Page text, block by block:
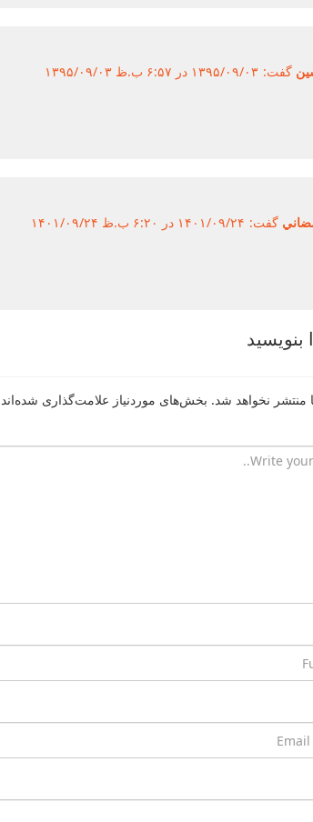
گفت: ۱۳۹۵/۰۹/۰۳ در ۶:۵۷ ب.ظ ۱۳۹۵/۰۹/۰۳
گفت: ۱۴۰۱/۰۹/۲۴ در ۶:۲۰ ب.ظ ۱۴۰۱/۰۹/۲۴
بنویسید
منتشر نخواهد شد. بخش‌های موردنیاز علامت‌گذاری شده‌اند